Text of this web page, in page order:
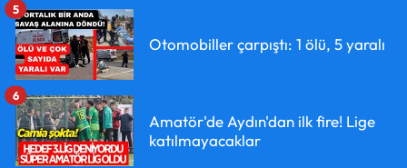
Otomobiller çarpıştı: 1 ölü, 5 yaralı
5
Amatör'de Aydın'dan ilk fire! Lige
katılmayacaklar
6